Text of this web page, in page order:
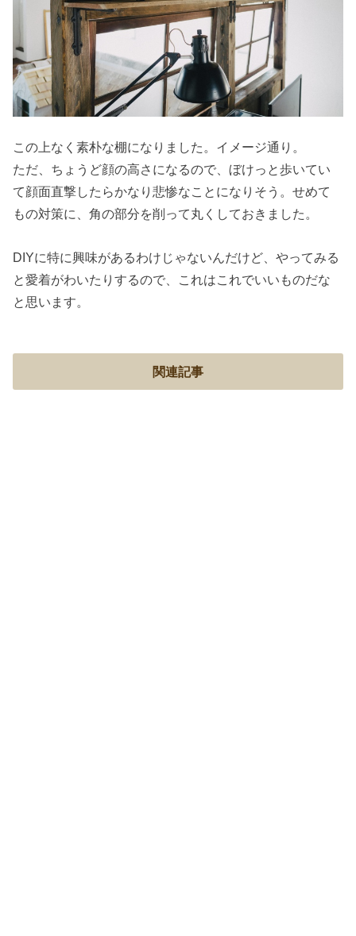
この上なく素朴な棚になりました。イメージ通り。
ただ、ちょうど顔の高さになるので、ぼけっと歩いてい
て顔面直撃したらかなり悲惨なことになりそう。せめて
もの対策に、角の部分を削って丸くしておきました。
DIYに特に興味があるわけじゃないんだけど、やってみる
と愛着がわいたりするので、これはこれでいいものだな
と思います。
関連記事